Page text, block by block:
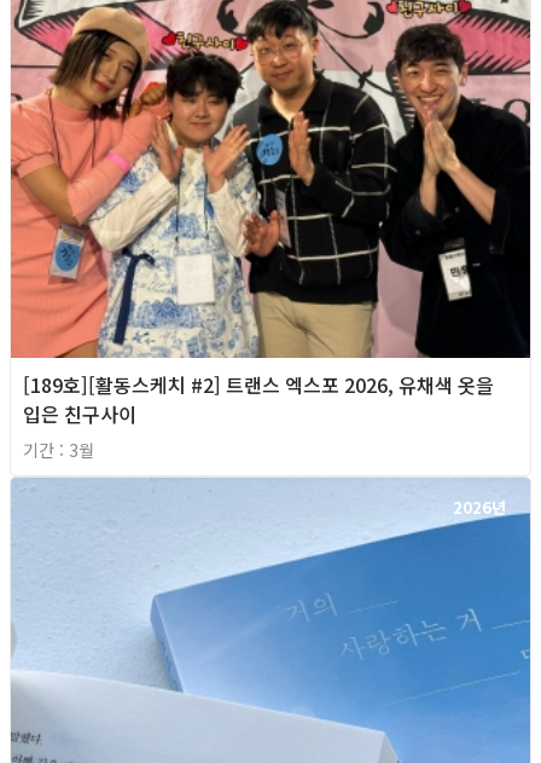
[189호][활동스케치 #2] 트랜스 엑스포 2026, 유채색 옷을
입은 친구사이
기간 : 3월
2026년